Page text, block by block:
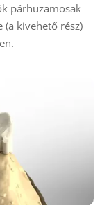
párhuzamosak
(a kivehető rész)